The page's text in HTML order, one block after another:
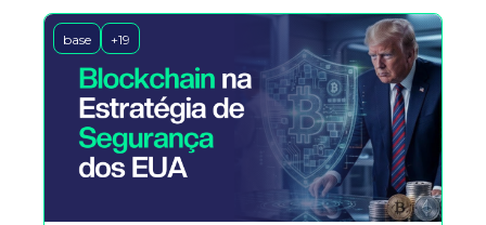
base +19